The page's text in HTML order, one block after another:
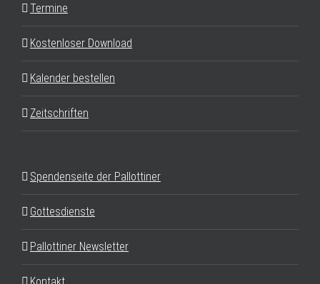
Termine
Kostenloser Download
Kalender bestellen
Zeitschriften
Spendenseite der Pallottiner
Gottesdienste
Pallottiner Newsletter